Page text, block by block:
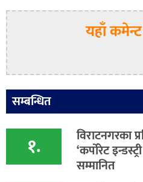
यहाँ
सम्बन्धित
१. विराटनगरका
‘कर्पोरेट
सम्मानित